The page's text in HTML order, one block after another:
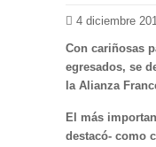
4 diciembre
Con cariñosas
egresados, se
la Alianza
El más
destacó- como